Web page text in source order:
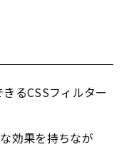
きるCSSフィルター
効果を持ちなが